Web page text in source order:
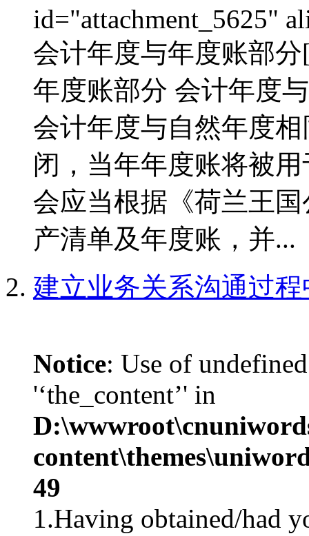
id="attachment_5625"
会计年度与年度账部
年度账部分 会计年度
会计年度与自然年度
闭，当年年度账将被
会应当根据《荷兰王
产清单及年度账，并...
建立业务关系沟通过
Notice: Use of
'‘the_content’' in
49
1.Having obtained/had